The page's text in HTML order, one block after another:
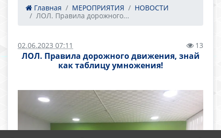
Главная МЕРОПРИЯТИЯ
НОВОСТИ
ЛОЛ. Правила дорожного...
02.06.2023 07:11 13
ЛОЛ. Правила дорожного движения, знай
как таблицу умножения!